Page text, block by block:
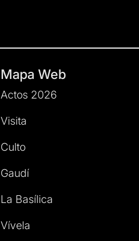
Mapa Web
Actos 2026
Visita
Culto
Gaudí
La Basílica
Vívela